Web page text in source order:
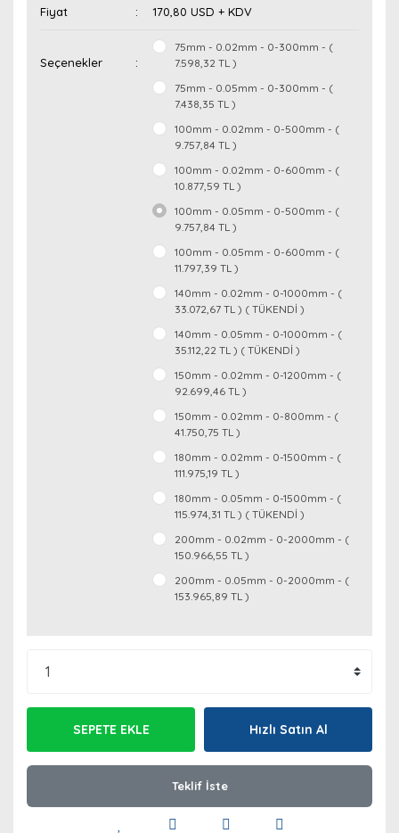
Fiyat 170,80 USD + KDV
Seçenekler
75mm - 0.02mm - 0-300mm - (
7.598,32 TL )
75mm - 0.05mm - 0-300mm - (
7.438,35 TL )
100mm - 0.02mm - 0-500mm - (
9.757,84 TL )
100mm - 0.02mm - 0-600mm - (
10.877,59 TL )
100mm - 0.05mm - 0-500mm - (
9.757,84 TL )
100mm - 0.05mm - 0-600mm - (
11.797,39 TL )
140mm - 0.02mm - 0-1000mm - (
33.072,67 TL ) ( TÜKENDİ )
140mm - 0.05mm - 0-1000mm - (
35.112,22 TL ) ( TÜKENDİ )
150mm - 0.02mm - 0-1200mm - (
92.699,46 TL )
150mm - 0.02mm - 0-800mm - (
41.750,75 TL )
180mm - 0.02mm - 0-1500mm - (
111.975,19 TL )
180mm - 0.05mm - 0-1500mm - (
115.974,31 TL ) ( TÜKENDİ )
200mm - 0.02mm - 0-2000mm - (
150.966,55 TL )
200mm - 0.05mm - 0-2000mm - (
153.965,89 TL )
SEPETE EKLE Hızlı Satın Al
Teklif İste